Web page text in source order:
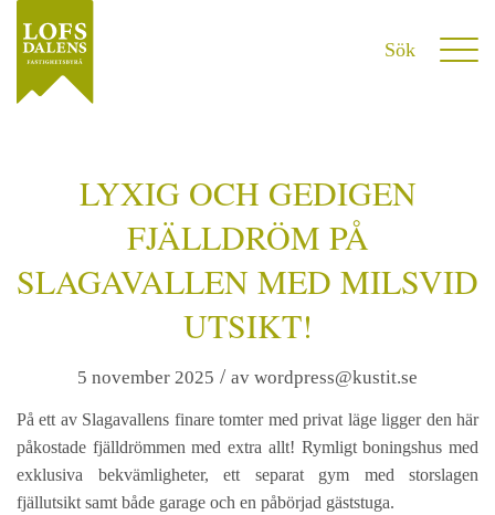
LYXIG OCH GEDIGEN
FJÄLLDRÖM PÅ
SLAGAVALLEN MED MILSVID
UTSIKT!
5 november 2025 / av wordpress@kustit.se
På ett av Slagavallens finare tomter med privat läge ligger den här
påkostade fjälldrömmen med extra allt! Rymligt boningshus med
exklusiva bekvämligheter, ett separat gym med storslagen
fjällutsikt samt både garage och en påbörjad gäststuga.